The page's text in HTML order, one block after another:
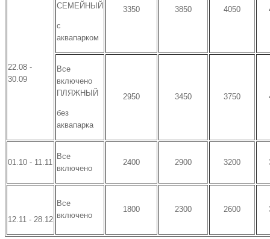
22.08 -
30.09
СЕМЕЙНЫЙ
с
аквапарком
3350 3850 4050
Все
включено
ПЛЯЖНЫЙ
без
аквапарка
2950 3450 3750
01.10 - 11.11
Все
включено
2400 2900 3200
12.11 - 28.12
Все
включено
1800 2300 2600